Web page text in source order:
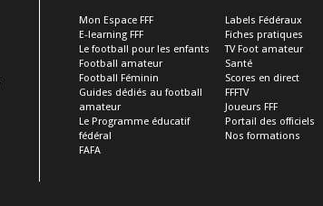
Mon Espace FFF
E-learning FFF
Le football pour les enfants
Football amateur
Football Féminin
Guides dédiés au football
amateur
Le Programme éducatif
fédéral
FAFA
Labels Fédéraux
Fiches pratiques
TV Foot amateur
Santé
Scores en direct
FFFTV
Joueurs FFF
Portail des officiels
Nos formations